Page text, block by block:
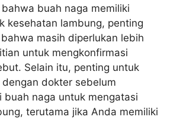
buah naga memiliki
kesehatan lambung, penting
masih diperlukan lebih
untuk mengkonfirmasi
Selain itu, penting untuk
dokter sebelum
buah naga untuk mengatasi
terutama jika Anda memiliki